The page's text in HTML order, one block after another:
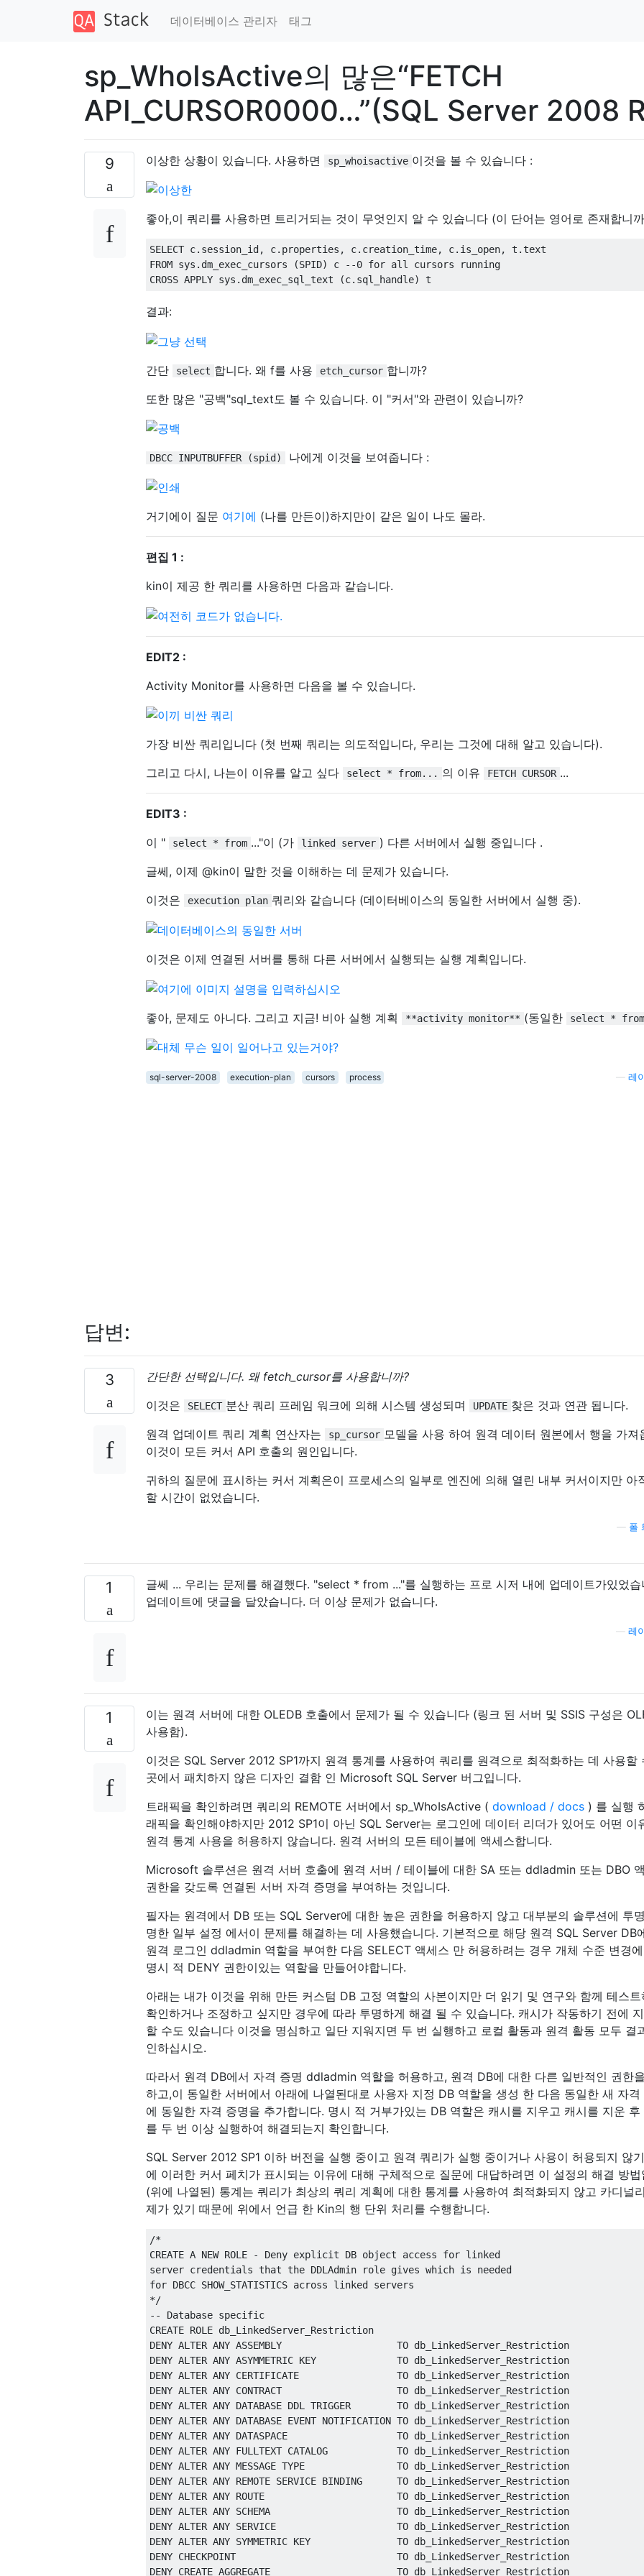
데이터베이스 관리자 태그
sp_WhoIsActive의 많은“FETCH
API_CURSOR0000…”(SQL Server 2008
9 이상한 상황이 있습니다. 사용하면 sp_whoisactive 이것을 볼 수 있습니다 :
좋아,이 쿼리를 사용하면 트리거되는 것이 무엇인지 알 수 있습니다 (이 단어는 영어로 존재합니
SELECT c. session_id , c. properties , c. creation_time, c. is_open, t .
FROM sys . dm_exec_cursors (SPID) c
--0 for all cursors running
CROSS APPLY sys . dm_exec_sql_text (c. sql_handle) t
결과:
간단 select 합니다. 왜 f를 사용 etch_cursor 합니까?
또한 많은 "공백"sql_text도 볼 수 있습니다. 이 "커서"와 관련이 있습니까?
DBCC INPUTBUFFER (spid) 나에게 이것을 보여줍니다 :
거기에이 질문 여기에 (나를 만든이)하지만이 같은 일이 나도 몰라.
편집 1 :
kin이 제공 한 쿼리를 사용하면 다음과 같습니다.
EDIT2 :
Activity Monitor를 사용하면 다음을 볼 수 있습니다.
가장 비싼 쿼리입니다 (첫 번째 쿼리는 의도적입니다, 우리는 그것에 대해 알고 있습니다).
그리고 다시, 나는이 이유를 알고 싶다
select * from... 의 이유 FETCH CURSOR ...
EDIT3 :
이 "
select * from ..."이 (가 linked server ) 다른 서버에서 실행 중입니다 .
글쎄, 이제 @kin이 말한 것을 이해하는 데 문제가 있습니다.
이것은
execution plan 쿼리와 같습니다 (데이터베이스의 동일한 서버에서 실행 중).
이것은 이제 연결된 서버를 통해 다른 서버에서 실행되는 실행 계획입니다.
좋아, 문제도 아니다. 그리고 지금! 비아 실행 계획 **activity monitor** (동일한 select * from
sql-server-2008 execution-plan cursors process
레
답변:
3
간단한 선택입니다. 왜 fetch_cursor를 사용합니까?
이것은
SELECT 분산 쿼리 프레임 워크에 의해 시스템 생성되며 UPDATE 찾은 것과 연관 됩니다.
원격 업데이트 쿼리 계획 연산자는
sp_cursor 모델을 사용 하여 원격 데이터 원본에서 행을 가져
이것이 모든 커서 API 호출의 원인입니다.
귀하의 질문에 표시하는 커서 계획은이 프로세스의 일부로 엔진에 의해 열린 내부 커서이지만 아
할 시간이 없었습니다.
폴
1
글쎄 ... 우리는 문제를 해결했다. "select * from ..."를 실행하는 프로 시저 내에 업데이트가있었습
업데이트에 댓글을 달았습니다. 더 이상 문제가 없습니다.
레
1
이는 원격 서버에 대한 OLEDB 호출에서 문제가 될 수 있습니다 (링크 된 서버 및 SSIS 구성은
사용함).
이것은 SQL Server 2012 SP1까지 원격 통계를 사용하여 쿼리를 원격으로 최적화하는 데 사용할
곳에서 패치하지 않은 디자인 결함 인 Microsoft SQL Server 버그입니다.
트래픽을 확인하려면 쿼리의 REMOTE 서버에서 sp_WhoIsActive ( download / docs ) 를 실행
래픽을 확인해야하지만 2012 SP1이 아닌 SQL Server는 로그인에 데이터 리더가 있어도 어떤 이
원격 통계 사용을 허용하지 않습니다. 원격 서버의 모든 테이블에 액세스합니다.
Microsoft 솔루션은 원격 서버 호출에 원격 서버 / 테이블에 대한 SA 또는 ddladmin 또는 DBO
권한을 갖도록 연결된 서버 자격 증명을 부여하는 것입니다.
필자는 원격에서 DB 또는 SQL Server에 대한 높은 권한을 허용하지 않고 대부분의 솔루션에 투
명한 일부 설정 에서이 문제를 해결하는 데 사용했습니다. 기본적으로 해당 원격 SQL Server DB
원격 로그인 ddladmin 역할을 부여한 다음 SELECT 액세스 만 허용하려는 경우 개체 수준 변경
명시 적 DENY 권한이있는 역할을 만들어야합니다.
아래는 내가 이것을 위해 만든 커스텀 DB 고정 역할의 사본이지만 더 읽기 및 연구와 함께 테스트
확인하거나 조정하고 싶지만 경우에 따라 투명하게 해결 될 수 있습니다. 캐시가 작동하기 전에
할 수도 있습니다 이것을 명심하고 일단 지워지면 두 번 실행하고 로컬 활동과 원격 활동 모두 결
인하십시오.
따라서 원격 DB에서 자격 증명 ddladmin 역할을 허용하고, 원격 DB에 대한 다른 일반적인 권한
하고,이 동일한 서버에서 아래에 나열된대로 사용자 지정 DB 역할을 생성 한 다음 동일한 새 자격
에 동일한 자격 증명을 추가합니다. 명시 적 거부가있는 DB 역할은 캐시를 지우고 캐시를 지운 후
를 두 번 이상 실행하여 해결되는지 확인합니다.
SQL Server 2012 SP1 이하 버전을 실행 중이고 원격 쿼리가 실행 중이거나 사용이 허용되지 않
에 이러한 커서 페치가 표시되는 이유에 대해 구체적으로 질문에 대답하려면 이 설정의 해결 방법
(위에 나열된) 통계는 쿼리가 최상의 쿼리 계획에 대한 통계를 사용하여 최적화되지 않고 카디널
제가 있기 때문에 위에서 언급 한 Kin의 행 단위 처리를 수행합니다.
/*
CREATE A NEW ROLE - Deny explicit DB object access for linked
server credentials that the DDLAdmin role gives which is needed
for DBCC SHOW_STATISTICS across linked servers
*/
-- Database specific
CREATE
DENY ALTER ANY ASSEMBLY TO
DENY ALTER ANY ASYMMETRIC KEY TO
DENY ALTER ANY CERTIFICATE TO
DENY ALTER ANY CONTRACT TO
DENY ALTER ANY DATABASE DDL TRIGGER TO
DENY ALTER ANY DATABASE EVENT NOTIFICATION TO
DENY ALTER ANY DATASPACE TO
DENY ALTER ANY FULLTEXT CATALOG TO
DENY ALTER ANY MESSAGE TYPE TO
DENY ALTER ANY REMOTE SERVICE BINDING TO
DENY ALTER ANY ROUTE TO
DENY ALTER ANY SCHEMA TO
DENY ALTER ANY SERVICE TO
DENY ALTER ANY SYMMETRIC KEY TO
DENY CHECKPOINT TO
DENY CREATE AGGREGATE TO